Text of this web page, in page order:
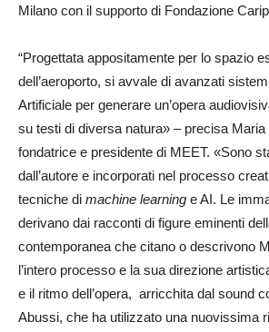
Milano con il supporto di Fondazione
“Progettata appositamente per lo spazio
dell’aeroporto, si avvale di avanzati
Artificiale per generare un’opera
su testi di diversa natura» – precisa
fondatrice e presidente di MEET. «Sono
dall’autore e incorporati nel processo
tecniche di machine learning e AI. Le
derivano dai racconti di figure eminenti
contemporanea che citano o descrivono
l’intero processo e la sua direzione
e il ritmo dell’opera, arricchita dal sound
Abussi, che ha utilizzato una nuovissima